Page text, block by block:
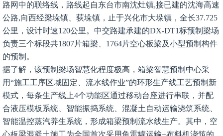
路网中的联络线，路线起自东台市南沈灶镇,接已建的沈海高速
公路,向西经梁垛镇、荻垛镇，止于兴化市大垛镇，全长37.725
公里，设计时速120公里。中交路建承建的DX-DT1标预制梁场
负责三个标段共1807片箱梁、1764片空心板梁及小型预制构件
的预制。
据了解，该预制梁场智慧化程度极高，箱梁智慧预制中心采
用“施工工序区域固定、流水线作业”的环形生产线工艺预制新
模式，每条生产线上4个功能区通过移动台座进行串联，并配
合液压模板系统、智能振捣系统、混凝土自动运输浇筑系统、
智能温控蒸汽养生系统，形成箱梁预制流水线生产。其中，空
心板梁混凝土施工为全国首次采用鱼雷罐运输+布料机浇筑的